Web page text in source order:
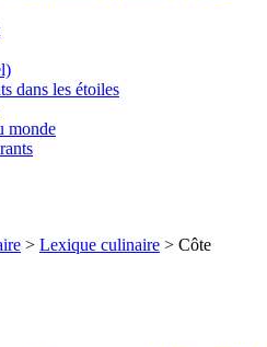
dans les étoiles
monde
> Lexique culinaire > Côte